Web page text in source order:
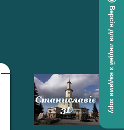
Версія для людей з вадами зору